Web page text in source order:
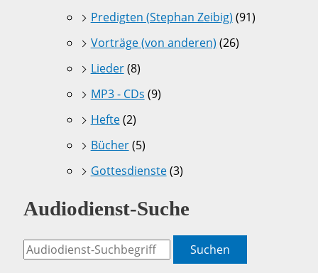
Predigten (Stephan Zeibig) (91)
Vorträge (von anderen) (26)
Lieder(8)
MP3 - CDs (9)
Hefte(2)
Bücher(5)
Gottesdienste(3)
Audiodienst-Suche
Suchen